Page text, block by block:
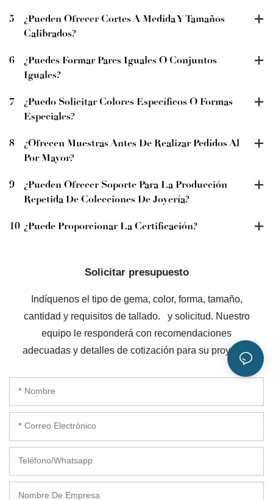
5
¿Pueden Ofrecer Cortes A Medida Y Tamaños
Calibrados?
6
¿Puedes Formar Pares Iguales O Conjuntos
Iguales?
7
¿Puedo Solicitar Colores Específicos O Formas
Especiales?
8
¿Ofrecen Muestras Antes De Realizar Pedidos Al
Por Mayor?
9
¿Pueden Ofrecer Soporte Para La Producción
Repetida De Colecciones De Joyería?
10 ¿Puede Proporcionar La Certificación?
Solicitar presupuesto
Indíquenos el tipo de gema, color, forma, tamaño,
cantidad y requisitos de tallado.
y solicitud. Nuestro
equipo le responderá con recomendaciones
adecuadas y detalles de cotización para su proyecto.
Nombre
Correo Electrónico
Teléfono/whatsapp
Nombre De Empresa